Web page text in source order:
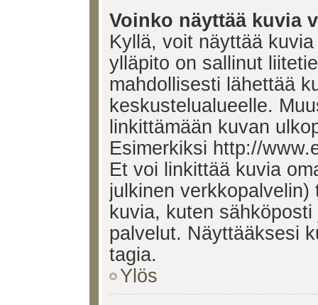
Voinko näyttää kuvia
Kyllä, voit näyttää
ylläpito on sallinut
mahdollisesti lähettää
keskustelualueelle.
linkittämään kuvan
Esimerkiksi http://
Et voi linkittää kuvia
julkinen
kuvia, kuten
palvelut. Näyttääksesi
tagia.
Ylös